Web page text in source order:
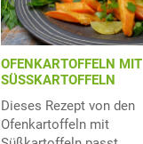
OFENKARTOFFELN MIT
SÜSSKARTOFFELN
Dieses Rezept von den
Ofenkartoffeln mit